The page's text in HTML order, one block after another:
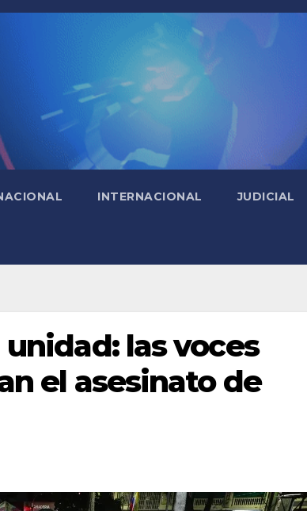
INTERNACIONAL JUDICIAL
las voces
el asesinato de